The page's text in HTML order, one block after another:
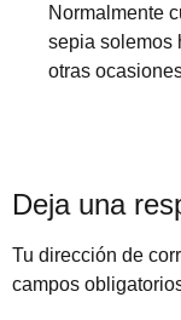
Normalmente
sepia solemos
otras
Deja una
Tu dirección de
campos